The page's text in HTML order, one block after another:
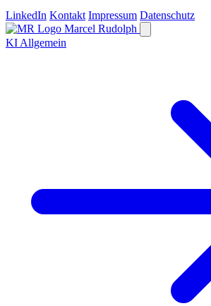
LinkedIn Kontakt Impressum Datenschutz
Marcel Rudolph
KI Allgemein